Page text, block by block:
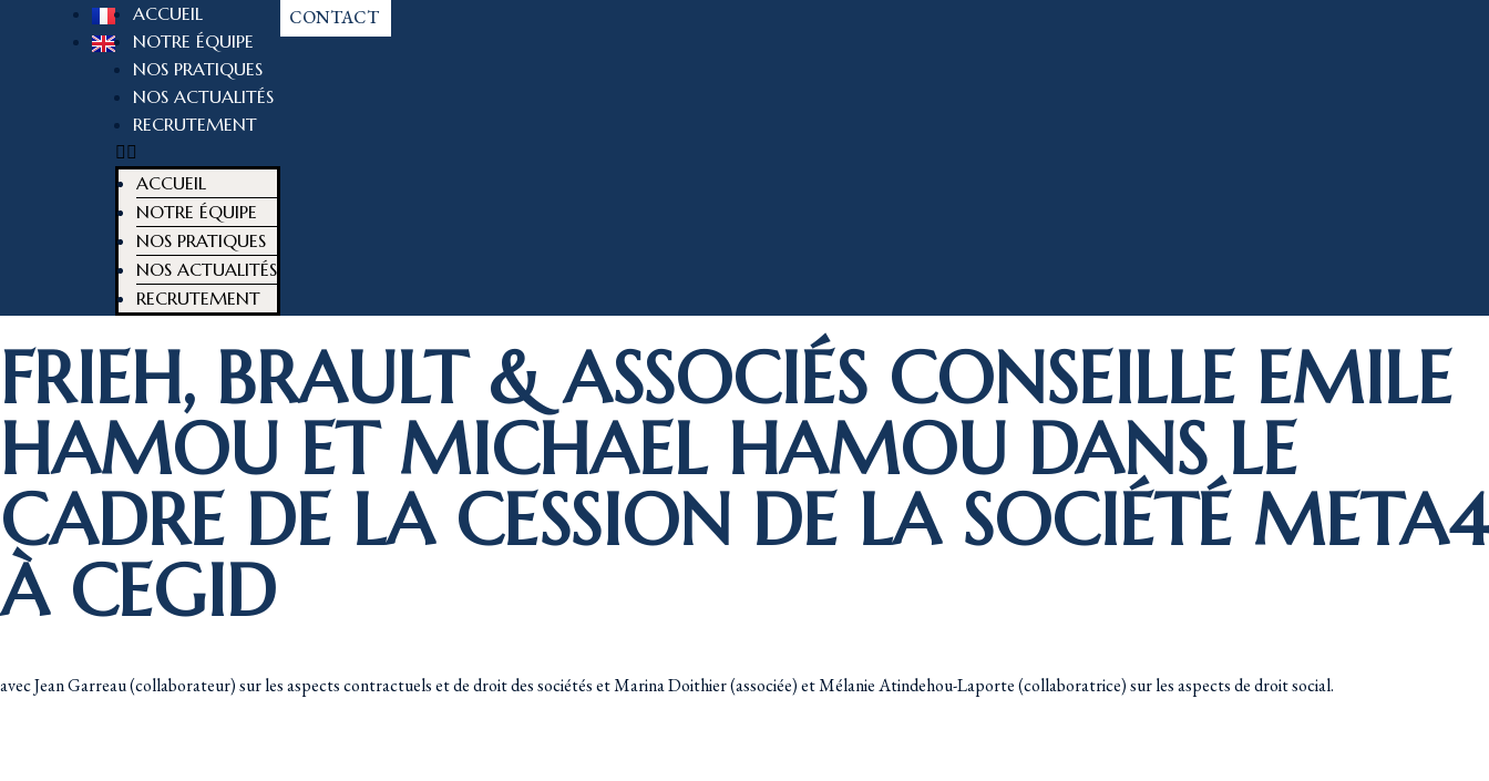
ACCUEIL
NOTRE ÉQUIPE
NOS PRATIQUES
NOS ACTUALITÉS
RECRUTEMENT
ACCUEIL
NOTRE ÉQUIPE
NOS PRATIQUES
NOS ACTUALITÉS
RECRUTEMENT
CONTACT
FRIEH, BRAULT & ASSOCIÉS CONSEILLE EMILE
HAMOU ET MICHAEL HAMOU DANS LE
CADRE DE LA CESSION DE LA SOCIÉTÉ META4
À CEGID
avec Jean Garreau (collaborateur) sur les aspects contractuels et de droit des sociétés et Marina Doithier (associée) et Mélanie Atindehou-Laporte (collaboratrice) sur les aspects de droit social.